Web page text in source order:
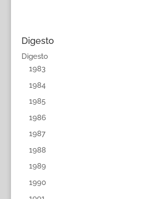
Digesto
Digesto
1983
1984
1985
1986
1987
1988
1989
1990